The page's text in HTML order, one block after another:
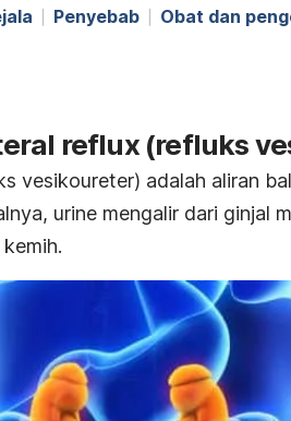
Penyebab Obat dan
reflux(refluks
vesikoureter) adalah aliran
urine mengalir dari ginjal